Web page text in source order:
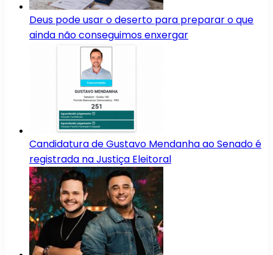
Deus pode usar o deserto para preparar o que
ainda não conseguimos enxergar
Candidatura de Gustavo Mendanha ao Senado é
registrada na Justiça Eleitoral